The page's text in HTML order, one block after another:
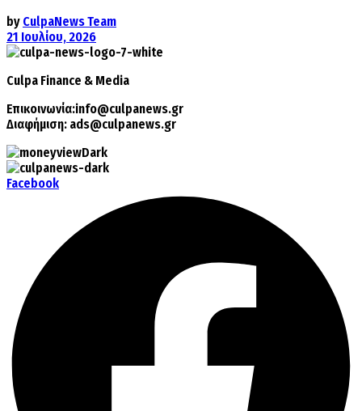
by CulpaNews Team
21 Ιουλίου, 2026
Culpa Finance & Media
Επικοινωνία:info@culpanews.gr
Διαφήμιση: ads@culpanews.gr
Facebook